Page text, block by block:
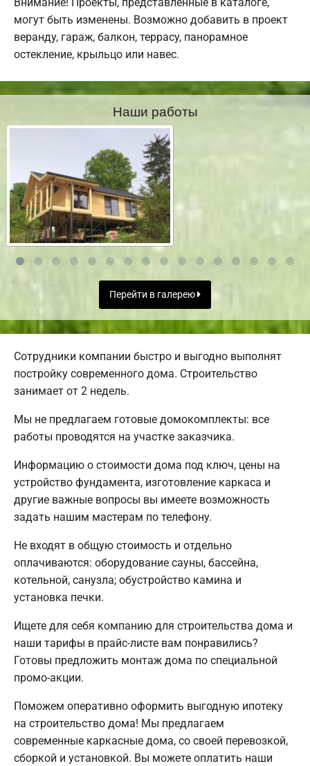
могут быть изменены. Возможно добавить в проект
веранду, гараж, балкон, террасу, панорамное
остекление, крыльцо или навес.
Наши работы
Перейти в галерею
Сотрудники компании быстро и выгодно выполнят
постройку современного дома. Строительство
занимает от 2 недель.
Мы не предлагаем готовые домокомплекты: все
работы проводятся на участке заказчика.
Информацию о стоимости дома под ключ, цены на
устройство фундамента, изготовление каркаса и
другие важные вопросы вы имеете возможность
задать нашим мастерам по телефону.
Не входят в общую стоимость и отдельно
оплачиваются: оборудование сауны, бассейна,
котельной, санузла; обустройство камина и
установка печки.
Ищете для себя компанию для строительства дома и
наши тарифы в прайс-листе вам понравились?
Готовы предложить монтаж дома по специальной
промо-акции.
Поможем оперативно оформить выгодную ипотеку
на строительство дома! Мы предлагаем
современные каркасные дома, со своей перевозкой,
сборкой и установкой. Вы можете оплатить наши